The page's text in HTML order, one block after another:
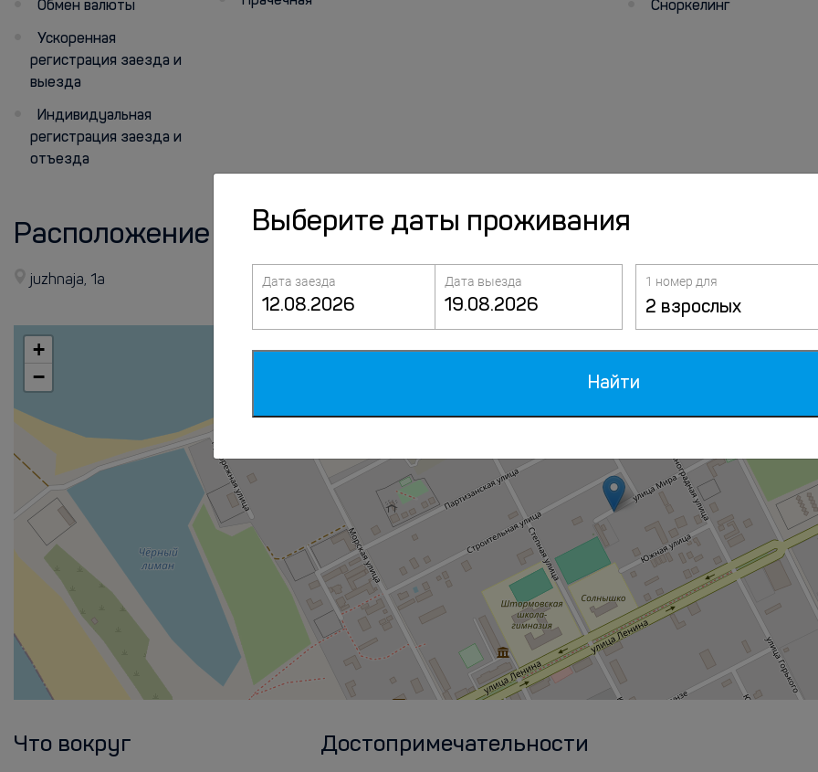
Обмен валюты
Ускоренная
регистрация заезда и
выезда
Индивидуальная
регистрация заезда и
отъезда
Сноркелинг
Расположение
juzhnaja, 1a
+
−
Что вокруг Достопримечательности
Выберите даты проживания
Дата заезда Дата выезда 1 номер для
2 взрослых
Найти